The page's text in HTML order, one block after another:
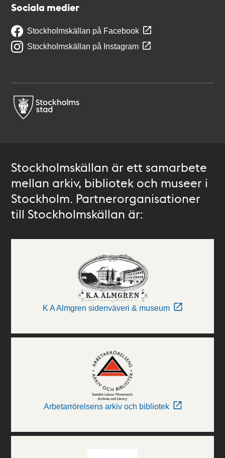
Sociala medier
Stockholmskällan på Facebook
Stockholmskällan på Instagram
Stockholmskällan är ett samarbete
mellan arkiv, bibliotek och museer i
Stockholm. Partnerorganisationer
till Stockholmskällan är:
K A Almgren sidenväveri & museum
Arbetarrörelsens arkiv och bibliotek